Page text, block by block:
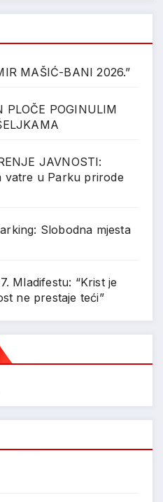
MAŠIĆ-BANI 2026.”
PLOČE POGINULIM
JAVNOSTI:
vatre u Parku prirode
Slobodna mjesta
Mladifestu: “Krist je
ne prestaje teći”